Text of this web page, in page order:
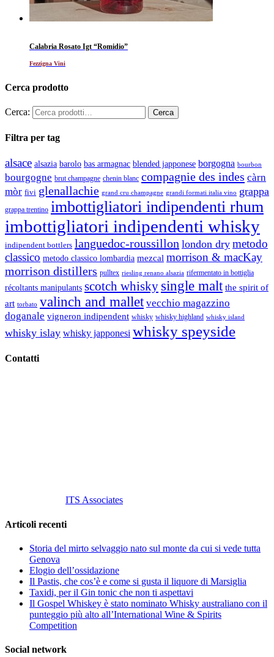
Calabria Rosato Igt “Romidio”
Fezzigna Vini
Cerca prodotto
Cerca:
Filtra per tag
alsace alsazia barolo bas armagnac blended japponese borgogna bourbon
bourgogne brut champagne chenin blanc compagnie des indes càrn
mòr fivi glenallachie grand cru champagne grandi formati italia vino grappa
grappa trentino imbottigliatori indipendenti rhum
imbottigliatori indipendenti whisky
indipendent bottlers languedoc-roussillon london dry metodo
classico metodo classico lombardia mezcal morrison & macKay
morrison distillers pulltex riesling renano alsazia rifermentato in bottiglia
récoltants manipulants scotch whisky single malt the spirit of
art torbato valinch and mallet vecchio magazzino
doganale vigneron indipendent whisky whisky highland whisky island
whisky islay whisky japponesi whisky speyside
Contatti
ITS Associates
Articoli recenti
Storia del mirto selvaggio nato sul monte da cui si vede tutta
Genova
Elogio dell’ossidazione
Il Pastis, che cos’è e come si gusta il liquore di Marsiglia
Taxidi, per il Gin tonic che non ti aspettavi
Il Gospel Whiskey è stato nominato Whisky australiano con il
punteggio più alto all’International Wine & Spirits
Competition
Social network